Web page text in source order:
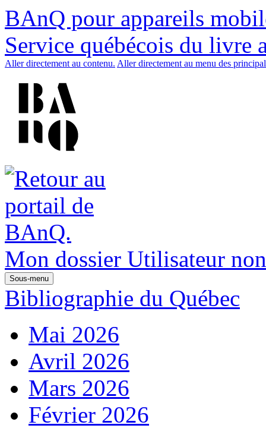
BAnQ pour appareils
Service québécois du livre
Aller directement au contenu. Aller directement au menu des
Mon dossier Utilisateur
Sous-menu
Bibliographie du Québec
Mai 2026
Avril 2026
Mars 2026
Février 2026